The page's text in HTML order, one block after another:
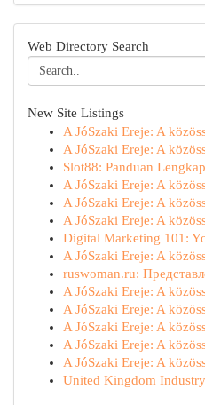
Web Directory Search
New Site Listings
A JóSzaki Ereje: A
A JóSzaki Ereje: A
Slot88: Panduan
A JóSzaki Ereje: A
A JóSzaki Ereje: A
A JóSzaki Ereje: A
Digital Marketing 101:
A JóSzaki Ereje: A
ruswoman.ru:
A JóSzaki Ereje: A
A JóSzaki Ereje: A
A JóSzaki Ereje: A
A JóSzaki Ereje: A
A JóSzaki Ereje: A
United Kingdom